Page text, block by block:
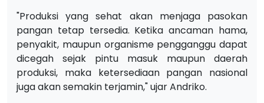
"Produksi yang sehat akan menjaga pasokan
pangan tetap tersedia. Ketika ancaman hama,
penyakit, maupun organisme pengganggu dapat
dicegah sejak pintu masuk maupun daerah
produksi, maka ketersediaan pangan nasional
juga akan semakin terjamin," ujar Andriko.